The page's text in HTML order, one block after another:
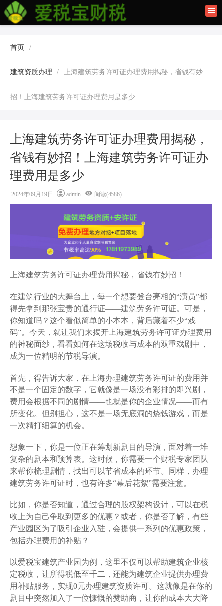
首页
首页 /
建筑资质办理 / 上海建筑劳务许可证办理费用揭秘，省钱有妙
招！上海建筑劳务许可证办理费用是多少
上海建筑劳务许可证办理费用揭秘，
省钱有妙招！上海建筑劳务许可证办
理费用是多少
2024年09月19日 admin 阅读(4586)
上海建筑劳务许可证办理费用揭秘，省钱有妙招！
在建筑行业的大舞台上，每一个想要登台亮相的“演员”都
得先拿到那张宝贵的通行证——建筑劳务许可证。可是，
你知道吗？这个看似简单的小本本，背后藏着不少“戏
码”。今天，就让我们来揭开上海建筑劳务许可证办理费用
的神秘面纱，看看如何在这场税收与成本的双重戏剧中，
成为一位精明的节税导演。
首先，得告诉大家，在上海办理建筑劳务许可证的费用并
不是一个固定的数字，它就像是一场没有彩排的即兴剧，
费用会根据不同的剧情——也就是你的企业情况——而有
所变化。但别担心，这不是一场无底洞的烧钱游戏，而是
一次精打细算的机会。
想象一下，你是一位正在筹划新剧目的导演，面对着一堆
复杂的剧本和预算表。这时候，你需要一个财税专家团队
来帮你梳理剧情，找出可以节省成本的环节。同样，办理
建筑劳务许可证时，也有许多“幕后花絮”需要注意。
比如，你是否知道，通过合理的股权架构设计，可以在税
收上为自己争取到更多的优惠？或者，你是否了解，有些
产业园区为了吸引企业入驻，会提供一系列的优惠政策，
包括办理费用的补贴？
以爱税宝建筑产业园为例，这里不仅可以帮助建筑企业核
定税收，让所得税低至千二，还能为建筑企业提供办理费
用补贴服务，实现0元办理建筑资质许可。这就像是在你的
剧目中突然加入了一位慷慨的赞助商，让你的成本大大降